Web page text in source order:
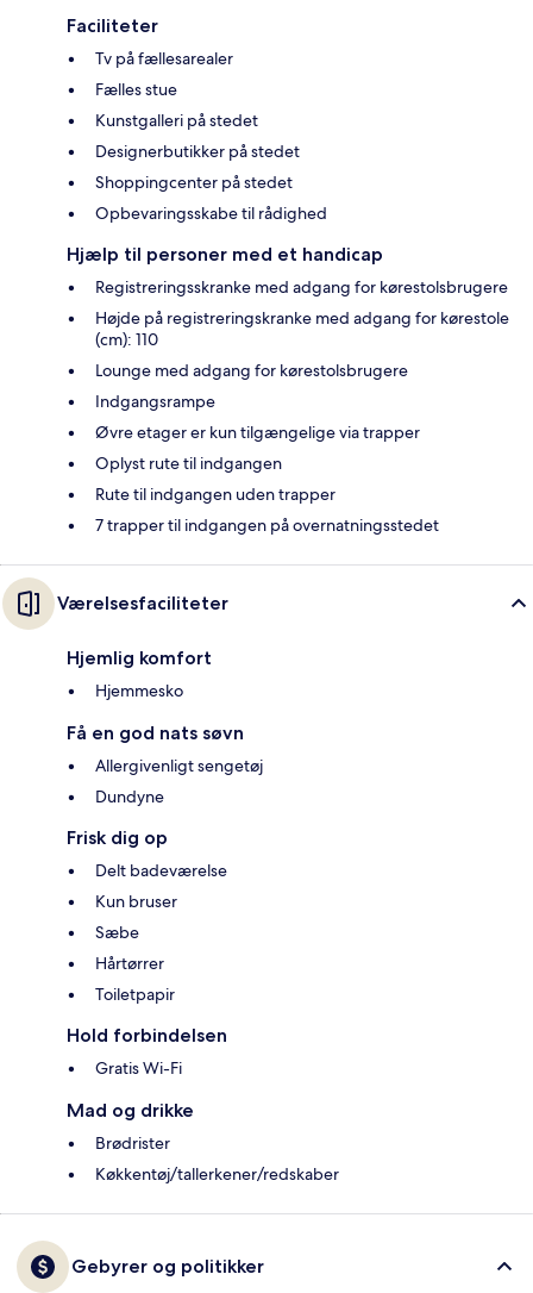
Faciliteter
Tv på fællesarealer
Fælles stue
Kunstgalleri på stedet
Designerbutikker på stedet
Shoppingcenter på stedet
Opbevaringsskabe til rådighed
Hjælp til personer med et handicap
Registreringsskranke med adgang for kørestolsbrugere
Højde på registreringskranke med adgang for kørestole
(cm): 110
Lounge med adgang for kørestolsbrugere
Indgangsrampe
Øvre etager er kun tilgængelige via trapper
Oplyst rute til indgangen
Rute til indgangen uden trapper
7 trapper til indgangen på overnatningsstedet
Værelsesfaciliteter
Hjemlig komfort
Hjemmesko
Få en god nats søvn
Allergivenligt sengetøj
Dundyne
Frisk dig op
Delt badeværelse
Kun bruser
Sæbe
Hårtørrer
Toiletpapir
Hold forbindelsen
Gratis Wi-Fi
Mad og drikke
Brødrister
Køkkentøj/tallerkener/redskaber
Gebyrer og politikker